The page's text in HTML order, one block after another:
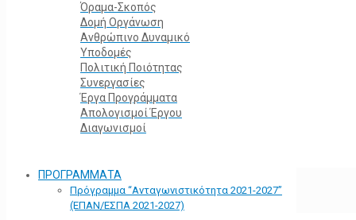
Όραμα-Σκοπός
Δομή Οργάνωση
Ανθρώπινο Δυναμικό
Υποδομές
Πολιτική Ποιότητας
Συνεργασίες
Έργα Προγράμματα
Απολογισμοί Έργου
Διαγωνισμοί
ΠΡΟΓΡΑΜΜΑΤΑ
Πρόγραμμα “Ανταγωνιστικότητα 2021-2027”
(ΕΠΑΝ/ΕΣΠΑ 2021-2027)